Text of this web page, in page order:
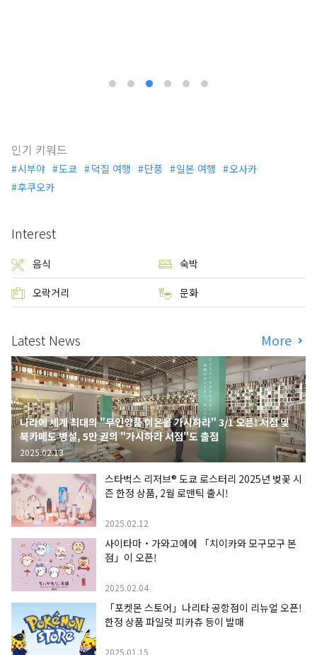
인기 키워드
시부야 도쿄 덕질 여행 단풍 일본 여행
오사카
후쿠오카
Interest
음식 숙박
오락거리 문화
Latest News More
나라에 세계 최대의 "무인양품 이온몰 가시하라" 3/1 오픈! 서점 및
북카페도 병설, 5만 권의 "가시하라 서점"도 출점
2025.02.13
스타벅스 리저브® 도쿄 로스터리 2025년 벚꽃 시
즌 한정 상품, 2월 로맨틱 출시!
2025.02.12
사이타마・가와고에에 「치이카와 모구모구 본
점」이 오픈!
2025.02.04
「포켓몬 스토어」나리타 공항점이 리뉴얼 오픈!
한정 상품 파일럿 피카츄 등이 발매
2025.01.15